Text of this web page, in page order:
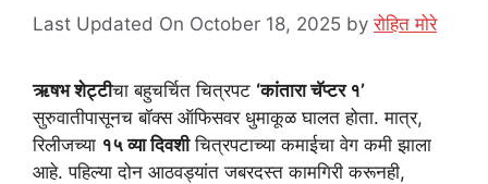
Last Updated On October 18, 2025 byरोहित मोरे
ऋषभ शेट्टीचा बहुचर्चित चित्रपट ‘कांतारा चॅप्टर १’
सुरुवातीपासूनच बॉक्स ऑफिसवर धुमाकूळ घालत होता. मात्र,
रिलीजच्या १५ व्या दिवशीचित्रपटाच्या कमाईचा वेग कमी झाला
आहे. पहिल्या दोन आठवड्यांत जबरदस्त कामगिरी करूनही,